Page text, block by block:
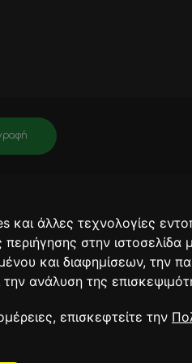
και άλλες τεχνολογίες
περιήγησης στην ιστοσελίδα
και διαφημίσεων, την
ανάλυση της
επισκεφτείτε την
πληροφορίες για σχετικά
θα έχει ολοκληρωθεί.